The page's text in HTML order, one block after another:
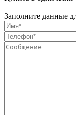
Заполните данные